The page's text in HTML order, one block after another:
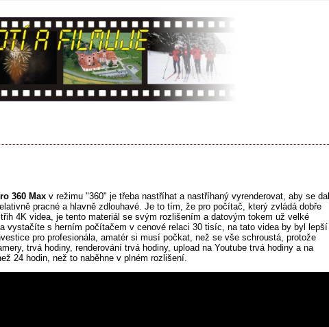
360 Max v režimu "360" je třeba nastříhat a nastříhaný vyrenderovat, aby se dal
pracné a hlavně zdlouhavé. Je to tím, že pro počítač, který zvládá dobře
4K videa, je tento materiál se svým rozlišením a datovým tokem už velké
vystačíte s herním počítačem v cenové relaci 30 tisíc, na tato videa by byl lepší
pro profesionála, amatér si musí počkat, než se vše schroustá, protože
trvá hodiny, renderování trvá hodiny, upload na Youtube trvá hodiny a na
24 hodin, než to naběhne v plném rozlišení.